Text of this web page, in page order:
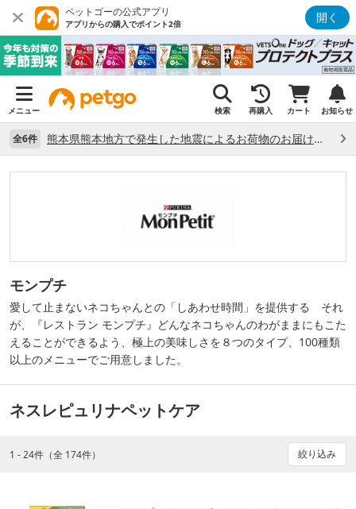
ペットゴーの公式アプリ
アプリからの購入でポイント2倍 開く
メニュー 検索 再購入 カート お知らせ
全6件 熊本県熊本地方で発生した地震によるお荷物のお届け状況について （7/28）
モンプチ
愛して止まないネコちゃんとの「しあわせ時間」を提供する それ
が、『レストラン モンプチ』どんなネコちゃんのわがままにもこた
えることができるよう、極上の美味しさを８つのタイプ、100種類
以上のメニューでご用意しました。
ネスレピュリナペットケア
1 - 24件（全 174件） 絞り込み